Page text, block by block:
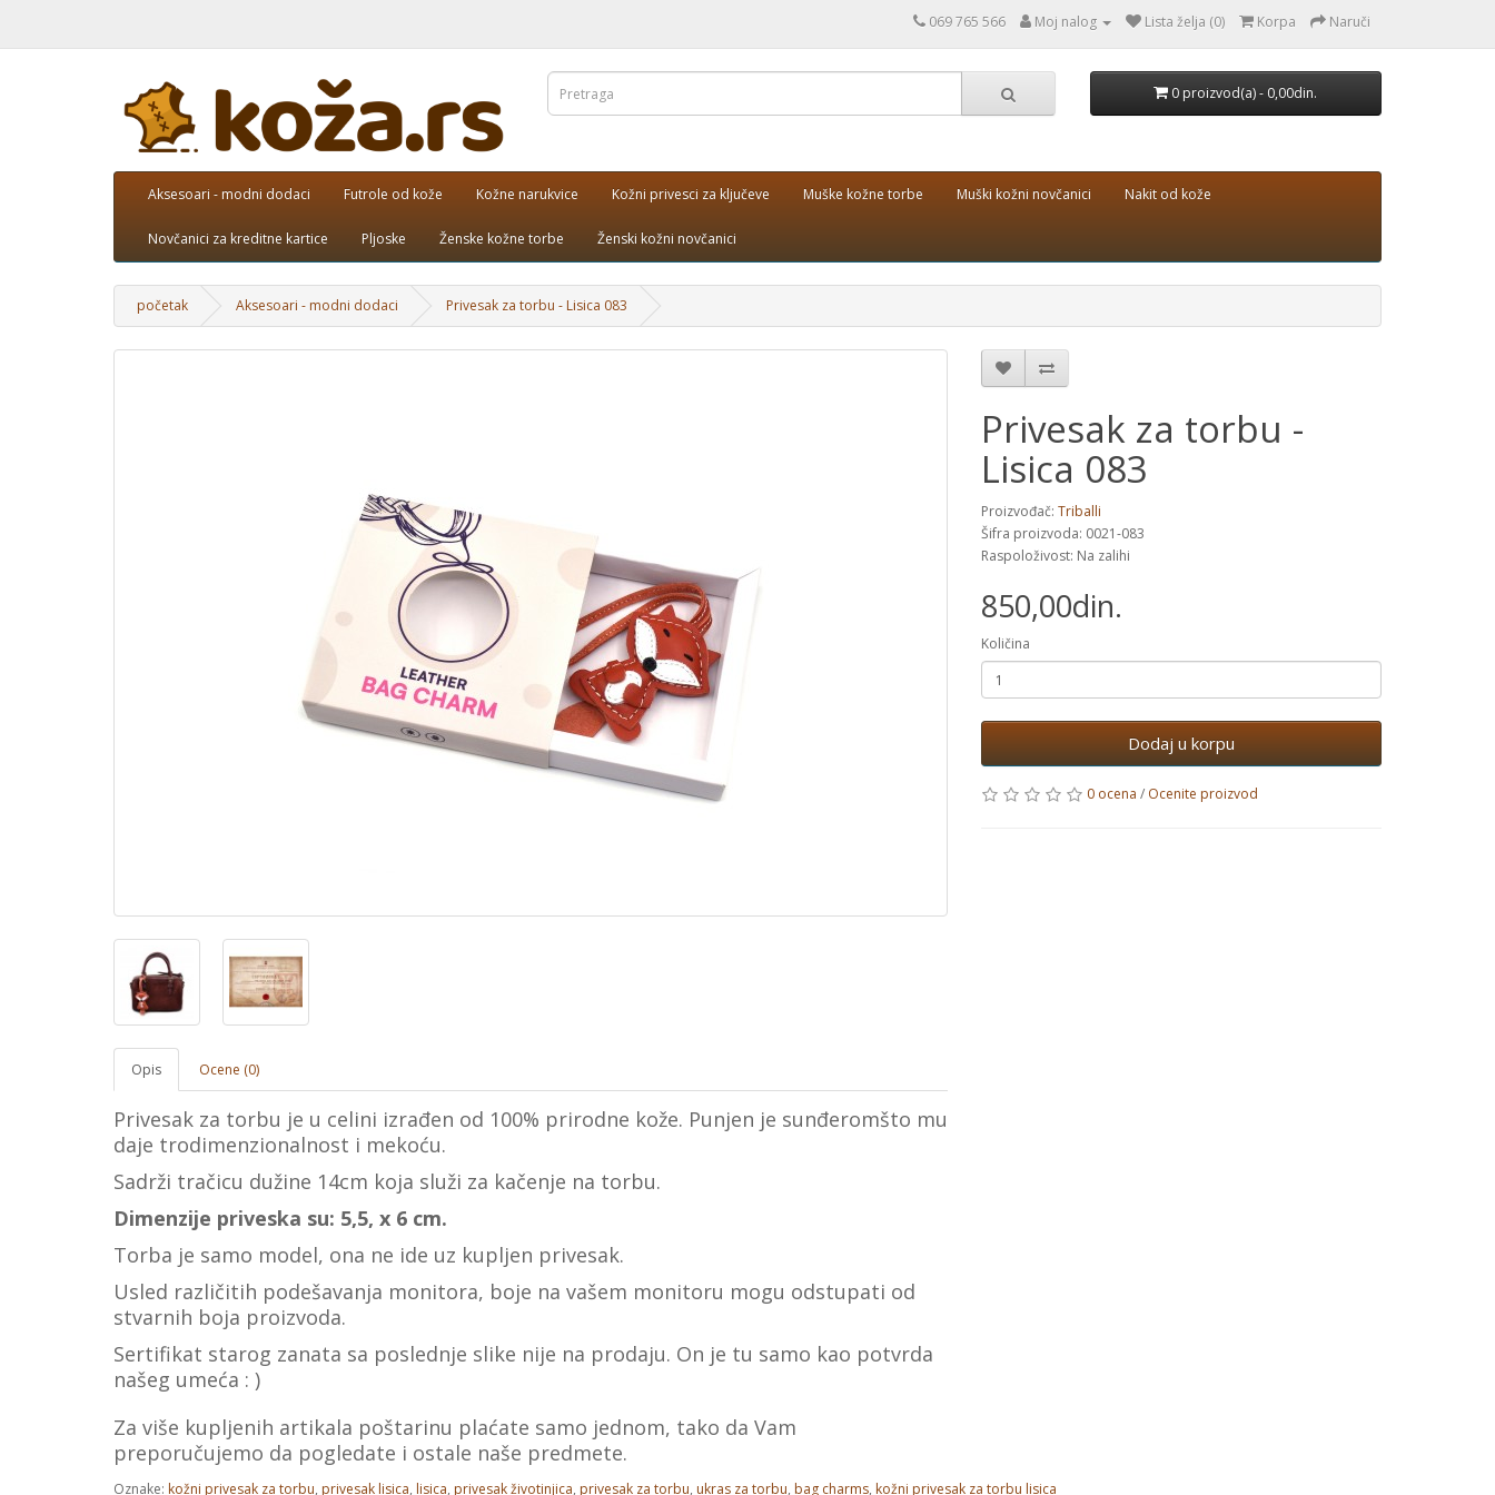
069 765 566 Moj nalog Lista želja (0) Korpa Naruči
0 proizvod(a) - 0,00din.
Aksesoari - modni dodaci Futrole od kože Kožne narukvice Kožni privesci za ključeve Muške kožne torbe Muški kožni novčanici Nakit od kože
Novčanici za kreditne kartice Pljoske Ženske kožne torbe Ženski kožni novčanici
početak Aksesoari - modni dodaci Privesak za torbu - Lisica 083
Opis Ocene (0)
Privesak za torbu je u celini izrađen od 100% prirodne kože. Punjen je sunđeromšto mu
daje trodimenzionalnost i mekoću.
Sadrži tračicu dužine 14cm koja služi za kačenje na torbu.
Dimenzije priveska su: 5,5, x 6 cm.
Torba je samo model, ona ne ide uz kupljen privesak.
Usled različitih podešavanja monitora, boje na vašеm monitoru mogu odstupati od
stvarnih boja proizvoda.
Sertifikat starog zanata sa poslednje slike nije na prodaju. On je tu samo kao potvrda
našeg umeća : )
Za više kupljenih artikala poštarinu plaćate samo jednom, tako da Vam
preporučujemo da pogledate i ostale naše predmete.
Privesak za torbu -
Lisica 083
Proizvođač: Triballi
Šifra proizvoda: 0021-083
Raspoloživost: Na zalihi
850,00din.
Količina
Dodaj u korpu
0 ocena / Ocenite proizvod
Oznake: kožni privesak za torbu, privesak lisica, lisica, privesak životinjica, privesak za torbu, ukras za torbu, bag charms, kožni privesak za torbu lisica